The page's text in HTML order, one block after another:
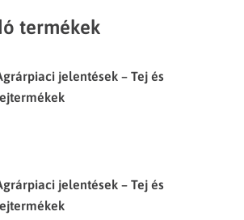
termékek
jelentések – Tej és
jelentések – Tej és